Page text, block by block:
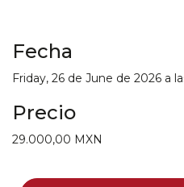
Fecha
Friday, 26 de June de 2026 a
Precio
29.000,00 MXN